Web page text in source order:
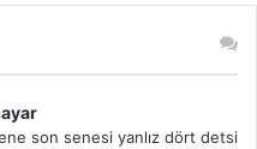
son senesi yanlız dört detsi